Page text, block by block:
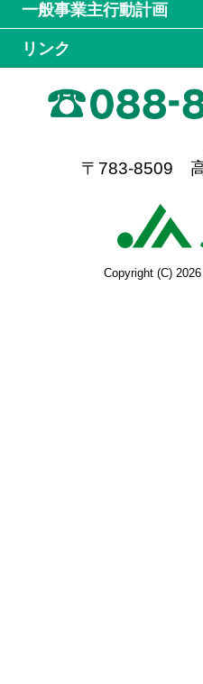
一般事業主行動計画
リンク
〒783-8509
Copyright (C)